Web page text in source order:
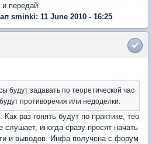
передай.
sminki: 11 June 2010 - 16:25
будут задавать по теоретической час
противоречия или недоделки.
раз гонять будут по практике, тео
иногда сразу просят начать
и выводов. Инфа получена с форум